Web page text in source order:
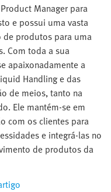
Manager para
e possui uma vasta
de produtos para uma
Com toda a sua
apaixonadamente a
Handling e das
de meios, tanto na
Ele mantém-se em
com os clientes para
e integrá-las no
de produtos da